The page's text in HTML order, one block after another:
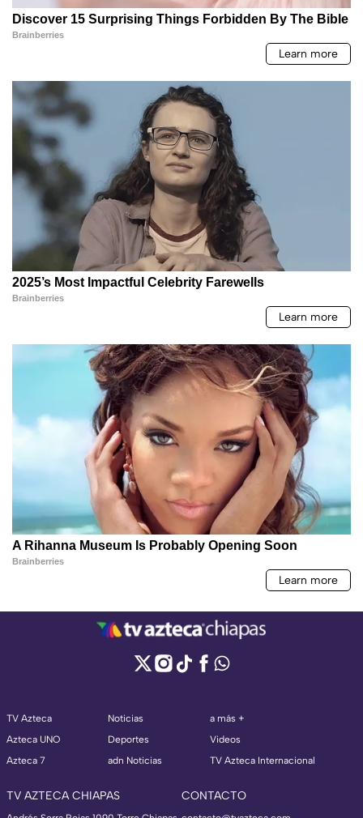
TV Azteca
Azteca UNO
Azteca 7
Noticias
Deportes
adn Noticias
a más +
Videos
TV Azteca Internacional
TV AZTECA CHIAPAS CONTACTO